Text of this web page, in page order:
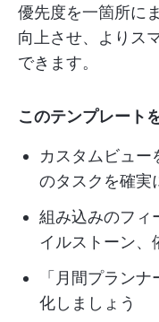
優先度を一箇所に
向上させ、よりス
できます。
このテンプレート
カスタムビュー
のタスクを確実
組み込みのフィ
イルストーン、
「月間プラン
化しましょう